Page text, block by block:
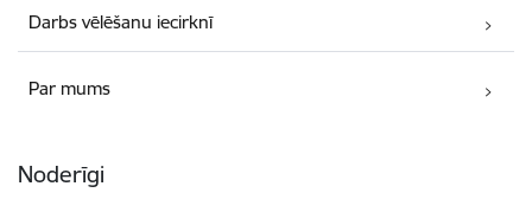
Darbs vēlēšanu iecirknī
Par mums
Noderīgi